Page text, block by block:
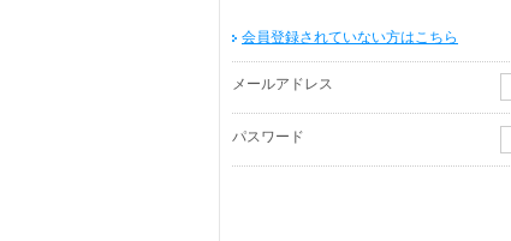
会員登録されていない方はこちら
メールアドレス
パスワード